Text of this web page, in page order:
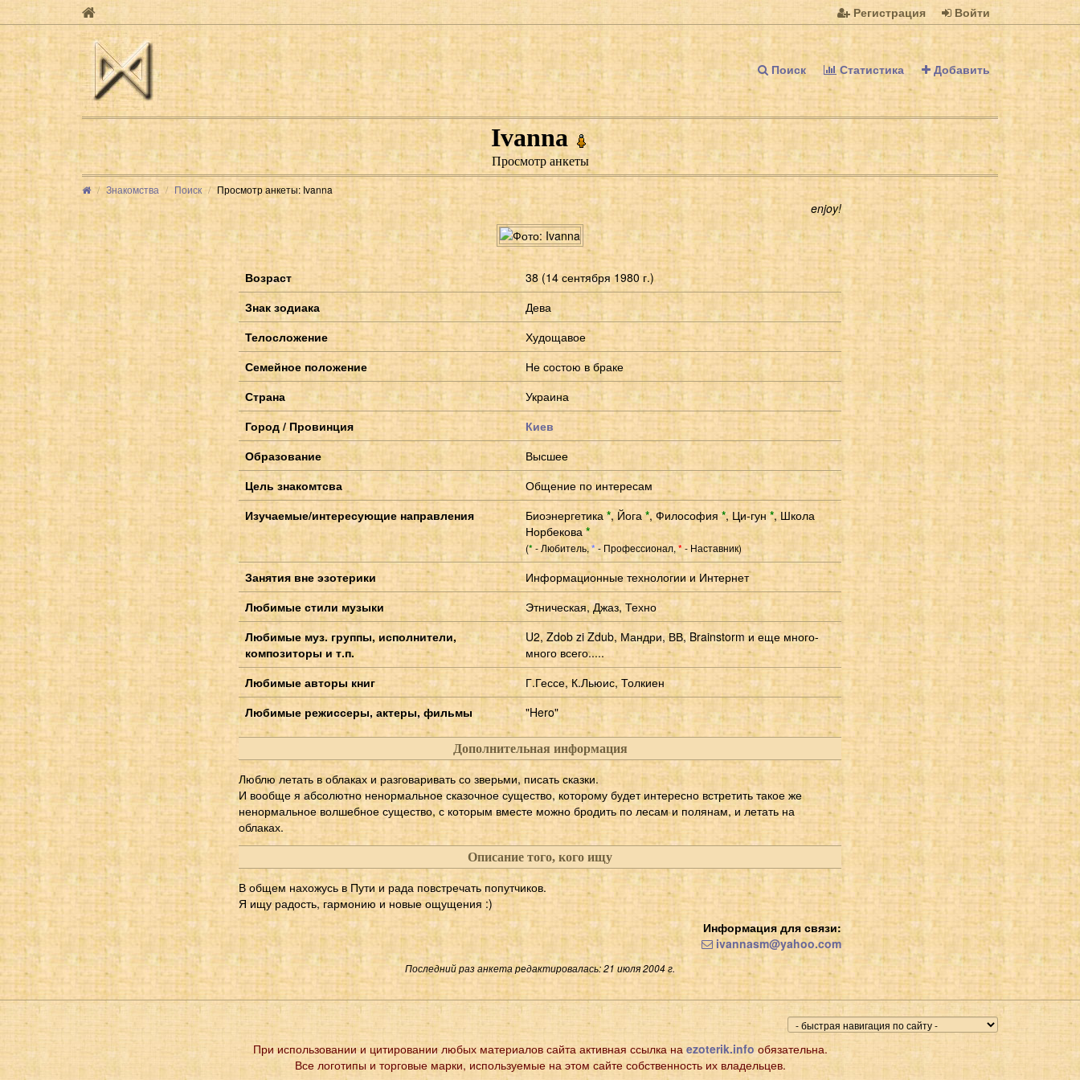
Регистрация Войти
Поиск Статистика Добавить
Ivanna
Просмотр анкеты
Знакомства Поиск Просмотр анкеты: Ivanna
enjoy!
Возраст
38 (14 сентября 1980 г.)
Знак зодиака
Дева
Телосложение
Худощавое
Семейное положение
Не состою в браке
Страна
Украина
Город / Провинция
Киев
Образование
Высшее
Цель знакомтсва
Общение по интересам
Изучаемые/интересующие направления
Биоэнергетика *,Йога*, Философия*,Ци-гун *, Школа
Норбекова*
(*- Любитель,*- Профессионал,* - Наставник)
Занятия вне эзотерики
Информационные технологии и Интернет
Любимые стили музыки
Этническая, Джаз, Техно
Любимые муз. группы, исполнители,
композиторы и т.п.
U2, Zdob zi Zdub, Мандри, ВВ, Brainstorm и еще много-
много всего.....
Любимые авторы книг
Г.Гессе, К.Льюис, Толкиен
Любимые режиссеры, актеры, фильмы
"Hero"
Дополнительная информация
Люблю летать в облаках и разговаривать со зверьми, писать сказки.
И вообще я абсолютно ненормальное сказочное существо, которому будет интересно встретить такое же
ненормальное волшебное существо, с которым вместе можно бродить по лесам и полянам, и летать на
облаках.
Описание того, кого ищу
В общем нахожусь в Пути и рада повстречать попутчиков.
Я ищу радость, гармонию и новые ощущения :)
Информация для связи:
ivannasm@yahoo.com
Последний раз анкета редактировалась: 21 июля 2004 г.
При использовании и цитировании любых материалов сайта активная ссылка на ezoterik.infoобязательна.
Все логотипы и торговые марки, используемые на этом сайте собственность их владельцев.